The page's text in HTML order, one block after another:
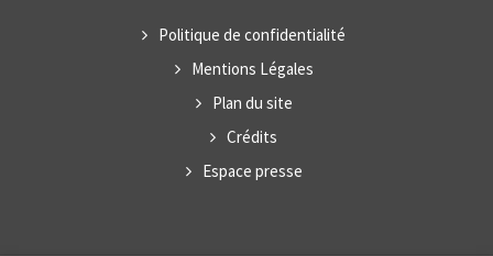
Politique de confidentialité
Mentions Légales
Plan du site
Crédits
Espace presse